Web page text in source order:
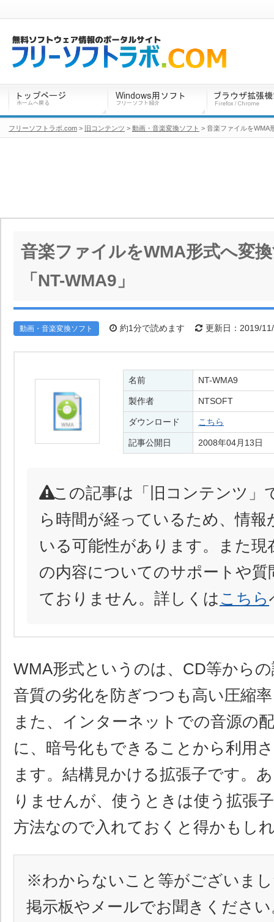
音楽ファイルをWMA形式へ変
「NT-WMA9」
動画・音楽変換ソフト 約1分で読めます 更新日：2019/
名前 NT-WMA9
製作者 NTSOFT
ダウンロード こちら
記事公開日 2008年04月13日
この記事は「旧コンテンツ」
ら時間が経っているため、情報
いる可能性があります。また現
の内容についてのサポートや質
ておりません。詳しくは こちら
WMA形式というのは、CD等から
音質の劣化を防ぎつつも高い圧縮
また、インターネットでの音源の
に、暗号化もできることから利用
ます。結構見かける拡張子です。
りませんが、使うときは使う拡張
方法なので入れておくと得かもし
※わからないこと等がございま
掲示板やメールでお聞きください
フリーソフトラボ.com > 旧コンテンツ > 動画・音楽変換ソフト > 音楽ファイルをWMA